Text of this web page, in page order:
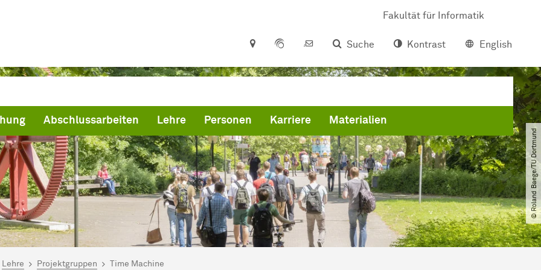
Fakultät für Informatik
Suche
Kontrast English
Abschlussarbeiten Lehre Personen Karriere Materialien
© Roland Baege​/​TU Dortmund
hier:
Lehre Projektgruppen Time Machine